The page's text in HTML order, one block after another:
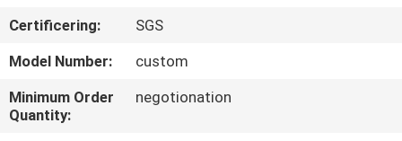
KWALITEITSCONTROLE
CONTACTEER
ONS
Certificering:
SGS
Model Number:
custom
Minimum Order
Quantity:
negotionation